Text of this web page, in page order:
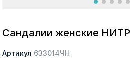
Сандалии женские
Артикул 633014ЧН